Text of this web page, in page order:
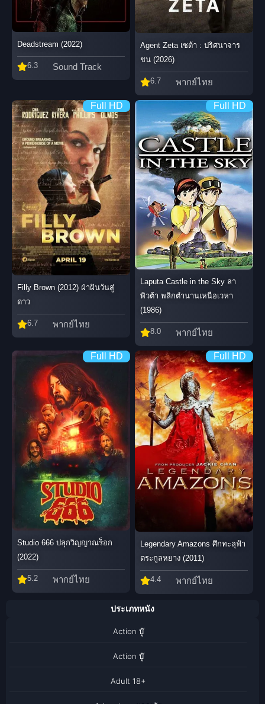
Deadstream (2022)
6.3 Sound Track
Agent Zeta เซต้า : ปริศนาจาร
ชน (2026)
6.7 พากย์ไทย
Full HD
Filly Brown (2012) ฝ่าฝันวันสู่
ดาว
6.7 พากย์ไทย
Full HD
Laputa Castle in the Sky ลา
พิวต้า พลิกตำนานเหนือเวหา
(1986)
8.0 พากย์ไทย
Full HD
Studio 666 ปลุกวิญญาณร็อก
(2022)
5.2 พากย์ไทย
Full HD
Legendary Amazons ศึกทะลุฟ้า
ตระกูลหยาง (2011)
4.4 พากย์ไทย
ประเภทหนัง
Action บู๊
Action บู๊
Adult 18+